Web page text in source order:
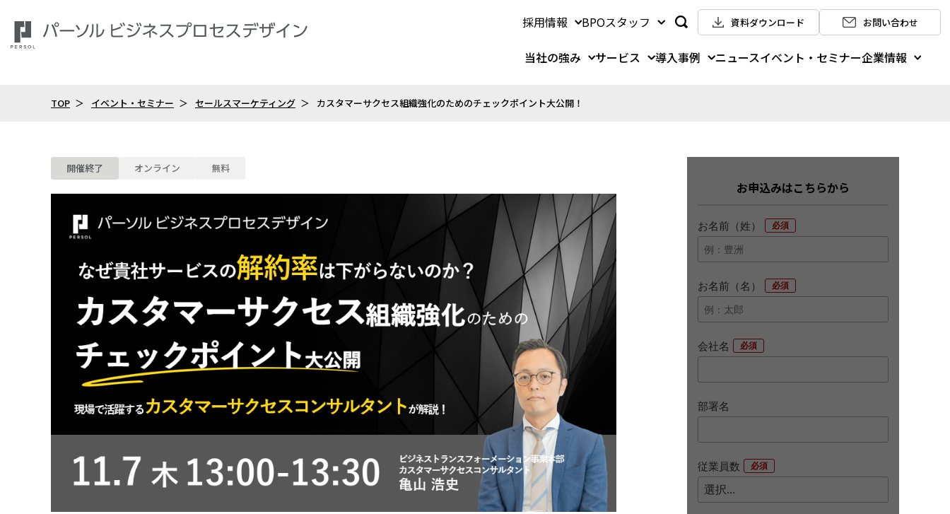
採用情報 BPOスタッフ 資料ダウンロード お問い合わせ
当社の強み サービス 導入事例 ニュースイベント・セミナー企業情報
TOP イベント・セミナー セールスマーケティング カスタマーサクセス組織強化のためのチェックポイント大公開！
開催終了 オンライン 無料
お申込みはこちらから
*
お名前（姓）
*
お名前（名）
*
会社名
部署名
*
従業員数